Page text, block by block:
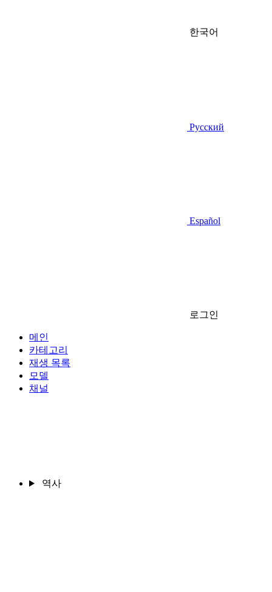
한국어
Русский
Español
로그인
메인
카테고리
재생 목록
모델
채널
역사